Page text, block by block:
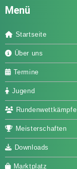
Menü
Startseite
Über uns
Termine
Jugend
Rundenwettkämpfe
Meisterschaften
Downloads
Marktplatz